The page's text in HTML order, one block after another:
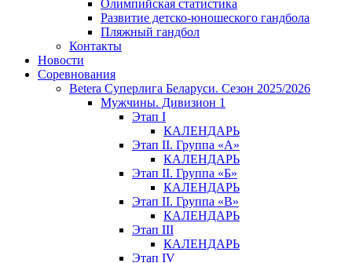
Олимпийская статистика
Развитие детско-юношеского гандбола
Пляжный гандбол
Контакты
Новости
Соревнования
Betera Суперлига Беларуси. Сезон 2025/2026
Мужчины. Дивизион 1
Этап I
КАЛЕНДАРЬ
Этап II. Группа «А»
КАЛЕНДАРЬ
Этап II. Группа «Б»
КАЛЕНДАРЬ
Этап II. Группа «В»
КАЛЕНДАРЬ
Этап III
КАЛЕНДАРЬ
Этап IV